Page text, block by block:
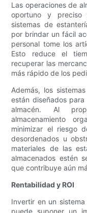
Las operaciones de
oportuno y preciso
sistemas de
por brindar un fácil
personal tome los
Esto reduce el
recuperar las
más rápido de los
Además, los
están diseñados
almacén. Al
almacenamiento
minimizar el riesgo
desordenados u
materiales de las
almacenados estén
que contribuye aún
Rentabilidad y ROI
Invertir en un